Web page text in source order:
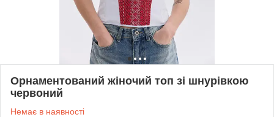
Орнаментований жіночий топ зі шнурівкою
червоний
Немає в наявності